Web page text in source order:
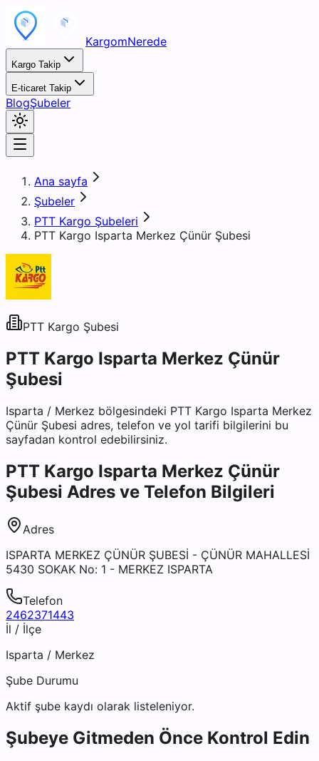
KargomNerede
Kargo Takip
E-ticaret Takip
BlogŞubeler
Ana sayfa
Şubeler
PTT Kargo Şubeleri
PTT Kargo Isparta Merkez Çünür Şubesi
PTT Kargo Şubesi
PTT Kargo Isparta Merkez Çünür
Şubesi
Isparta / Merkez bölgesindeki PTT Kargo Isparta Merkez
Çünür Şubesi adres, telefon ve yol tarifi bilgilerini bu
sayfadan kontrol edebilirsiniz.
PTT Kargo Isparta Merkez Çünür
Şubesi Adres ve Telefon Bilgileri
Adres
ISPARTA MERKEZ ÇÜNÜR ŞUBESİ - ÇÜNÜR MAHALLESİ
5430 SOKAK No: 1 - MERKEZ ISPARTA
Telefon
2462371443
İl / İlçe
Isparta / Merkez
Şube Durumu
Aktif şube kaydı olarak listeleniyor.
Şubeye Gitmeden Önce Kontrol Edin